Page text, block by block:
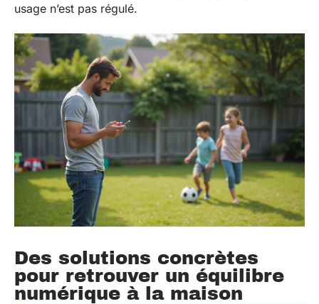
usage n’est pas régulé.
Des solutions concrètes
pour retrouver un équilibre
numérique à la maison